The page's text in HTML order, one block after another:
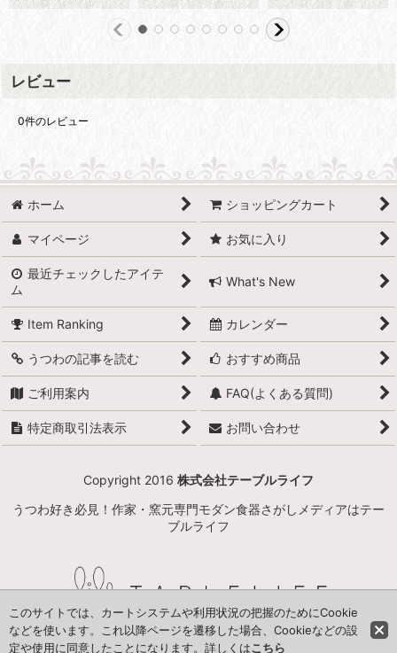
レビュー
0件のレビュー
ホーム ショッピングカート
マイページ お気に入り
最近チェックしたアイテ
ム
What's New
Item Ranking カレンダー
うつわの記事を読む おすすめ商品
ご利用案内 FAQ(よくある質問)
特定商取引法表示 お問い合わせ
Copyright 2016 株式会社テーブルライフ
うつわ好き必見！作家・窯元専門モダン食器さがしメディアはテー
ブルライフ
このサイトでは、カートシステムや利用状況の把握のためにCookie
などを使います。これ以降ページを遷移した場合、Cookieなどの設
定や使用に同意したことになります。詳しくはこちら